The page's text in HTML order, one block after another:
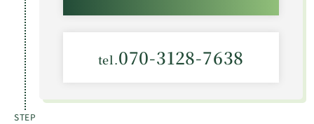
tel.070-3128-7638